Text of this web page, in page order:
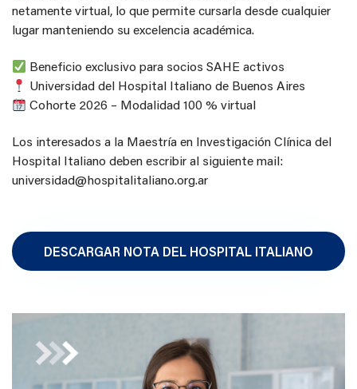
netamente virtual, lo que permite cursarla desde cualquier
lugar manteniendo su excelencia académica.
Beneficio exclusivo para socios SAHE activos
Universidad del Hospital Italiano de Buenos Aires
Cohorte 2026 – Modalidad 100 % virtual
Los interesados a la Maestría en Investigación Clínica del
Hospital Italiano deben escribir al siguiente mail:
universidad@hospitalitaliano.org.ar
DESCARGAR NOTA DEL HOSPITAL ITALIANO